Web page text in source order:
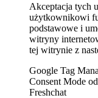
Akceptacja tych
użytkownikowi
podstawowe i
witryny
tej witrynie z
Google Tag
Consent Mode
Freshchat